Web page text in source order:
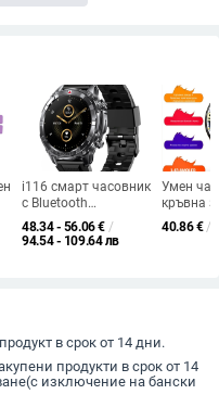
i116 смарт часовник
с Bluetooth
разговори,
измерване на
48.34 - 56.06€ /
94.54 - 109.64 лв
Умен
кръвна
40.86€ /
в срок от 14 дни.
продукти в срок от 14
изключение на бански